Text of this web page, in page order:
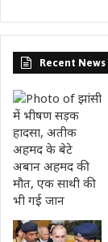
रुके, बिना थके,
पात्र व्यक्ति को
माहौल है और
नही हुआ। उन्होंने
आर्थिक ताकत
सरकारी नौकरी
का शिलान्यास एवं
से कार्य पूर्ण कराने
मुख्यमंत्री जी
Recent News